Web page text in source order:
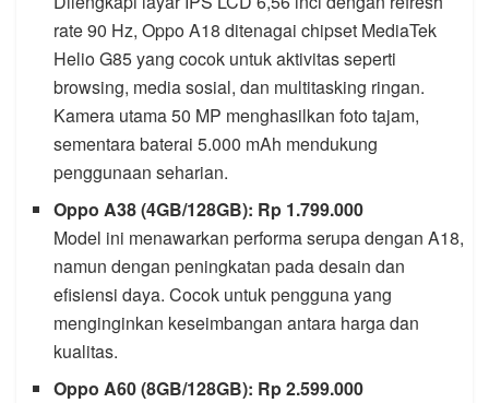
rate 90 Hz, Oppo A18 ditenagai chipset MediaTek
Helio G85 yang cocok untuk aktivitas seperti
browsing, media sosial, dan multitasking ringan.
Kamera utama 50 MP menghasilkan foto tajam,
sementara baterai 5.000 mAh mendukung
penggunaan seharian.
Oppo A38 (4GB/128GB): Rp 1.799.000
Model ini menawarkan performa serupa dengan A18,
namun dengan peningkatan pada desain dan
efisiensi daya. Cocok untuk pengguna yang
menginginkan keseimbangan antara harga dan
kualitas.
Oppo A60 (8GB/128GB): Rp 2.599.000